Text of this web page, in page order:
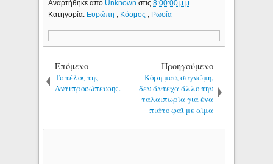
Αναρτήθηκε από Unknownστις8:00:00 μ.μ.
Κατηγορία: Ευρώπη Κόσμος Ρωσία
Επόμενο
Το τέλος της
Αντιπροσώπευσης.
Προηγούμενο
Κόρη μου, συγνώμη,
δεν άντεχα άλλο την
ταλαιπωρία για ένα
πιάτο φαΐ με αίμα